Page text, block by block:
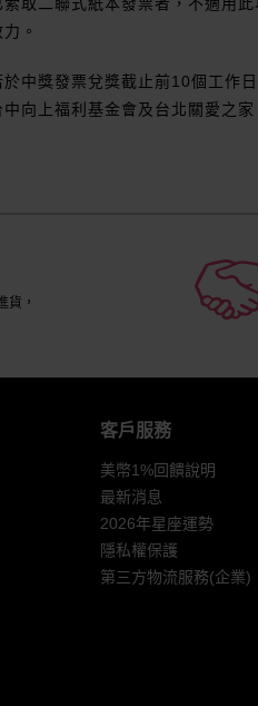
力。
於中獎發票兌獎截止前10個工作
中向上福利基金會及台北關愛之
貨，
客戶服務
美幣1%回饋說明
最新消息
2026年星座運勢
隱私權保護
第三方物流服務(企業)